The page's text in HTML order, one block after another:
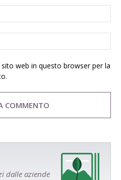
web in questo browser per la
dalle aziende